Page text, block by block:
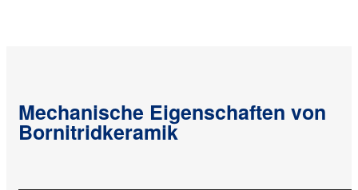
Mechanische Eigenschaften von
Bornitridkeramik